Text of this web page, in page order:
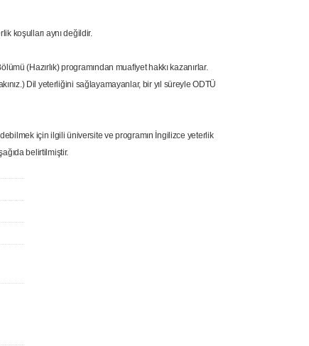
koşulları aynı değildir.
(Hazırlık) programından muafiyet hakkı kazanırlar.
Dil yeterliğini sağlayamayanlar, bir yıl süreyle ODTÜ
için ilgili üniversite ve programın İngilizce yeterlik
belirtilmiştir.